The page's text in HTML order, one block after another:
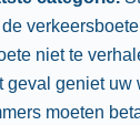
niet te
geval geniet
moeten